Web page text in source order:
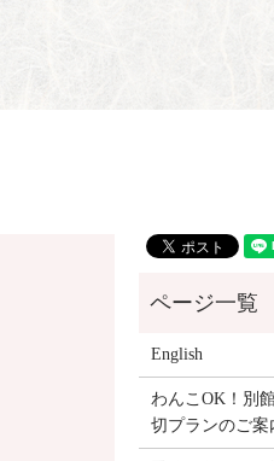
English
わんこOK！別
切プランのご案